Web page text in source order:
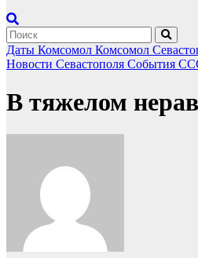
Даты Комсомол Комсомол
Новости Севастополя События
В тяжелом